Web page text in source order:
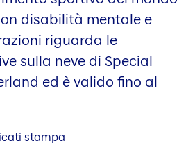
disabilità mentale e
riguarda le
sulla neve di Special
ed è valido fino al
stampa